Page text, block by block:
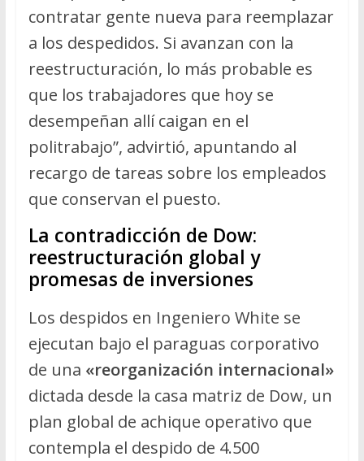
contratar gente nueva para reemplazar
a los despedidos. Si avanzan con la
reestructuración, lo más probable es
que los trabajadores que hoy se
desempeñan allí caigan en el
politrabajo”, advirtió, apuntando al
recargo de tareas sobre los empleados
que conservan el puesto.
La contradicción de Dow:
reestructuración global y
promesas de inversiones
Los despidos en Ingeniero White se
ejecutan bajo el paraguas corporativo
de una «reorganización internacional»
dictada desde la casa matriz de Dow, un
plan global de achique operativo que
contempla el despido de 4.500